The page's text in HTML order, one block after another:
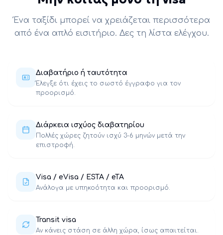
Ένα ταξίδι μπορεί να χρειάζεται περισσότερα
από ένα απλό εισιτήριο. Δες τη λίστα ελέγχου.
Διαβατήριο ή ταυτότητα
Έλεγξε ότι έχεις το σωστό έγγραφο για τον
προορισμό.
Διάρκεια ισχύος διαβατηρίου
Πολλές χώρες ζητούν ισχύ 3-6 μηνών μετά την
επιστροφή.
Visa / eVisa / ESTA / eTA
Ανάλογα με υπηκοότητα και προορισμό.
Transit visa
Αν κάνεις στάση σε άλλη χώρα, ίσως απαιτείται.